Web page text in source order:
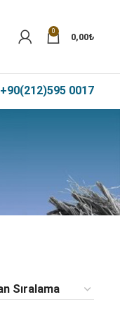
0
0,00₺
+90(212)595 0017